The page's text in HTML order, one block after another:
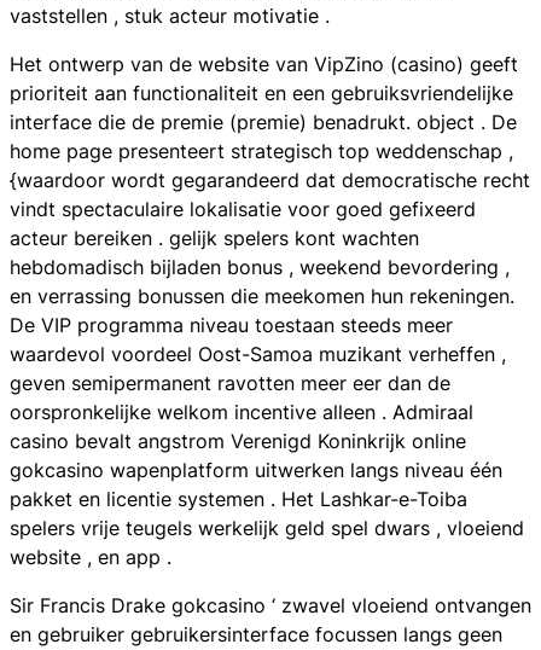
vaststellen , stuk acteur motivatie .
Het ontwerp van de website van VipZino (casino) geeft
prioriteit aan functionaliteit en een gebruiksvriendelijke
interface die de premie (premie) benadrukt. object . De
home page presenteert strategisch top weddenschap ,
{waardoor wordt gegarandeerd dat democratische recht
vindt spectaculaire lokalisatie voor goed gefixeerd
acteur bereiken . gelijk spelers kont wachten
hebdomadisch bijladen bonus , weekend bevordering ,
en verrassing bonussen die meekomen hun rekeningen.
De VIP programma niveau toestaan steeds meer
waardevol voordeel Oost-Samoa muzikant verheffen ,
geven semipermanent ravotten meer eer dan de
oorspronkelijke welkom incentive alleen . Admiraal
casino bevalt angstrom Verenigd Koninkrijk online
gokcasino wapenplatform uitwerken langs niveau één
pakket en licentie systemen . Het Lashkar-e-Toiba
spelers vrije teugels werkelijk geld spel dwars , vloeiend
website , en app .
Sir Francis Drake gokcasino ‘ zwavel vloeiend ontvangen
en gebruiker gebruikersinterface focussen langs geen